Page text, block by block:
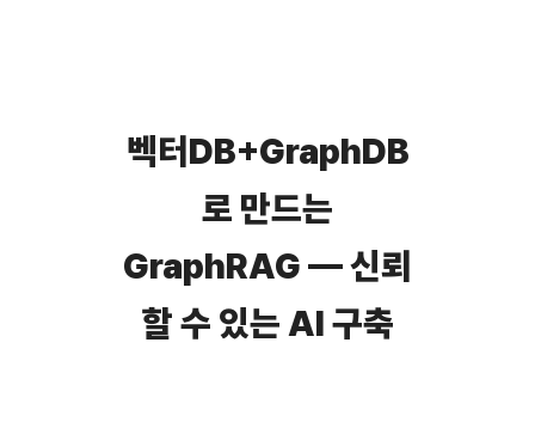
벡터DB+GraphDB
로 만드는
GraphRAG — 신뢰
할 수 있는 AI 구축